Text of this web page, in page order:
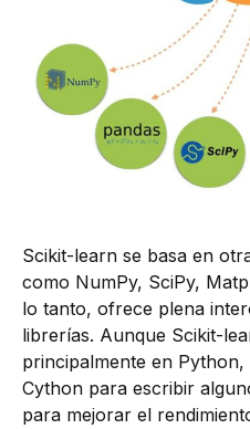
Scikit-learn se basa en
como NumPy, SciPy,
lo tanto, ofrece plena
librerías. Aunque Scikit-
principalmente en Python,
Cython para escribir
para mejorar el